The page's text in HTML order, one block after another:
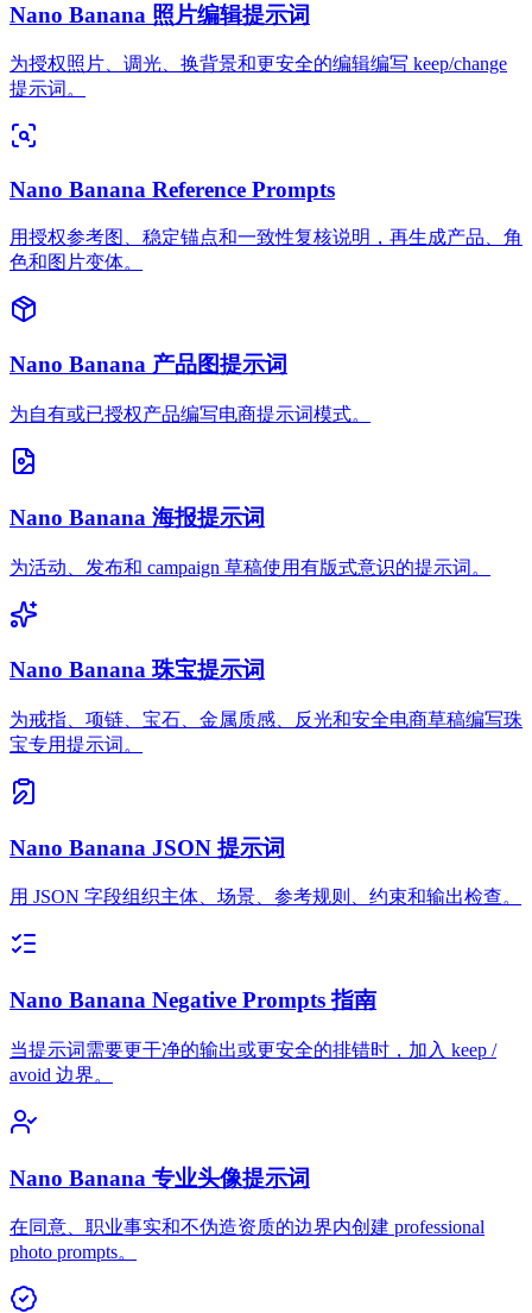
Nano Banana 照片编辑提示词
为授权照片、调光、换背景和更安全的编辑编写 keep/change
提示词。
Nano Banana Reference Prompts
用授权参考图、稳定锚点和一致性复核说明，再生成产品、角
色和图片变体。
Nano Banana 产品图提示词
为自有或已授权产品编写电商提示词模式。
Nano Banana 海报提示词
为活动、发布和 campaign 草稿使用有版式意识的提示词。
Nano Banana 珠宝提示词
为戒指、项链、宝石、金属质感、反光和安全电商草稿编写珠
宝专用提示词。
Nano Banana JSON 提示词
用 JSON 字段组织主体、场景、参考规则、约束和输出检查。
Nano Banana Negative Prompts 指南
当提示词需要更干净的输出或更安全的排错时，加入 keep /
avoid 边界。
Nano Banana 专业头像提示词
在同意、职业事实和不伪造资质的边界内创建 professional
photo prompts。